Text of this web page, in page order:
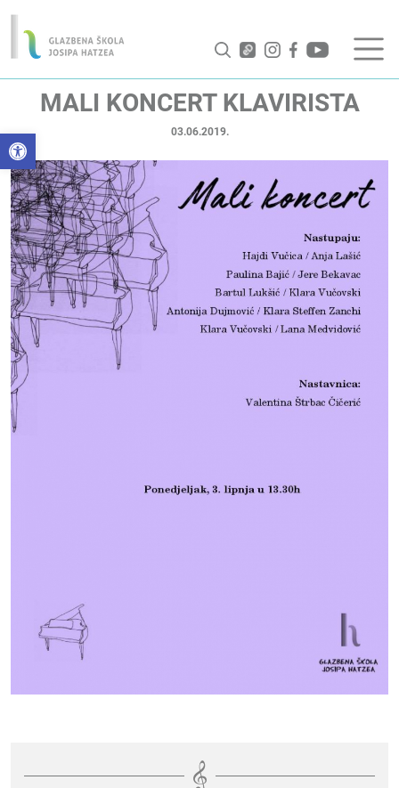
Open toolbar
MALI KONCERT KLAVIRISTA
03.06.2019.